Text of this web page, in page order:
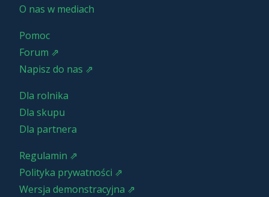
O nas w mediach
Pomoc
Forum ⇗
Napisz do nas ⇗
Dla rolnika
Dla skupu
Dla partnera
Regulamin ⇗
Polityka prywatności ⇗
Wersja demonstracyjna ⇗